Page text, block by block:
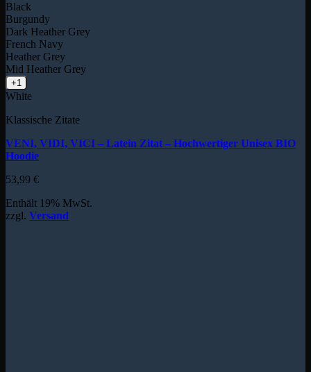
Black
Burgundy
Dark Heather Grey
French Navy
Heather Grey
Mid Heather Grey
+1
White
Klassische Zitate
VENI, VIDI, VICI – Latein Zitat – Hochwertiger Unisex BIO
Hoodie
53,99 €
Enthält 19% MwSt.
zzgl. Versand